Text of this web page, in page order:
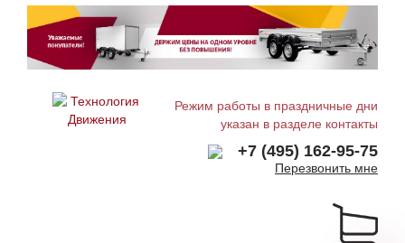
Режим работы в праздничные дни
указан в разделе контакты
+7 (495) 162-95-75
Перезвонить мне